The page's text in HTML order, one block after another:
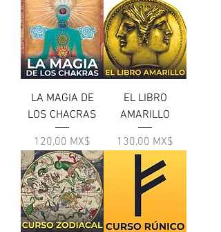
LA MAGIA DE
LOS CHACRAS
Цена
120,00 MX$
EL LIBRO
AMARILLO
Цена
130,00 MX$